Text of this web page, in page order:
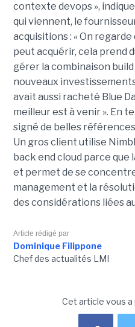
contexte devops »,
qui viennent, le
acquisitions : « On
peut acquérir, cela prend
gérer la combinaison build
nouveaux
avait aussi racheté Blue
meilleur est à venir ». En
signé de belles
Un gros client utilise
back end cloud parce
et permet de se
management et la
des considérations liées
Article rédigé par
Dominique Filippone
Chef des actualités LMI
Cet article vous a